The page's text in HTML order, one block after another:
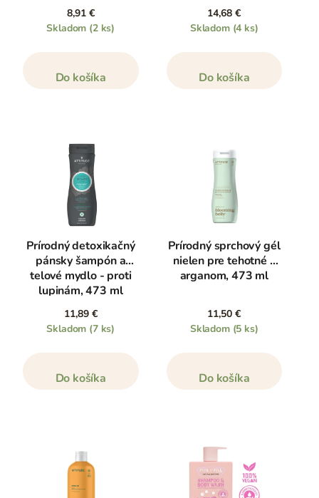
8,91 €
Skladom (2 ks)
Do košíka
14,68 €
Skladom (4 ks)
Do košíka
Prírodný detoxikačný
pánsky šampón a
telové mydlo - proti
lupinám, 473 ml
11,89 €
Skladom (7 ks)
Do košíka
Prírodný sprchový gél
nielen pre tehotné s
arganom, 473 ml
11,50 €
Skladom (5 ks)
Do košíka